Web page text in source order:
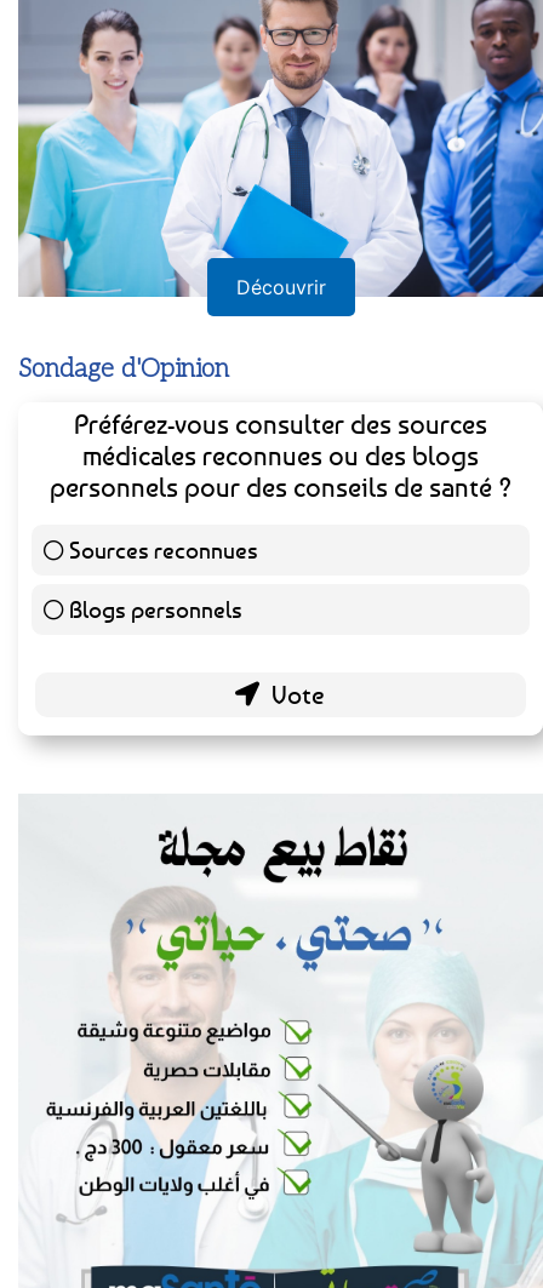
Découvrir
Sondage d'Opinion
Préférez-vous consulter des sources
médicales reconnues ou des blogs
personnels pour des conseils de santé ?
Sources reconnues
Blogs personnels